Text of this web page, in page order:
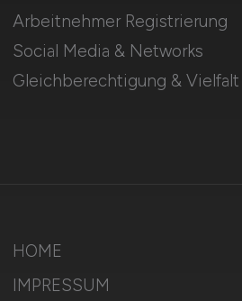
Arbeitnehmer Registrierung
Social Media & Networks
Gleichberechtigung & Vielfalt
HOME
IMPRESSUM